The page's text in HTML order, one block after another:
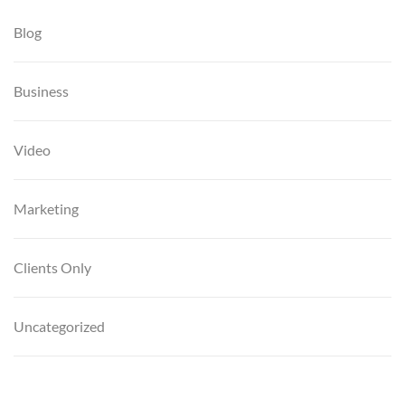
Blog
Business
Video
Marketing
Clients Only
Uncategorized